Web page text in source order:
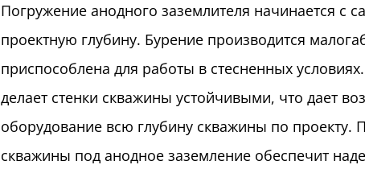
Погружение анодного заземлителя начинается с
проектную глубину. Бурение производится
приспособлена для работы в стесненных
делает стенки скважины устойчивыми, что дает
оборудование всю глубину скважины по проекту.
скважины под анодное заземление обеспечит